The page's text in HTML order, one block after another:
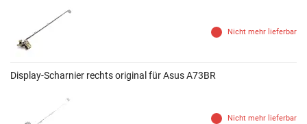
Nicht mehr lieferbar
Display-Scharnier rechts original für Asus A73BR
Nicht mehr lieferbar